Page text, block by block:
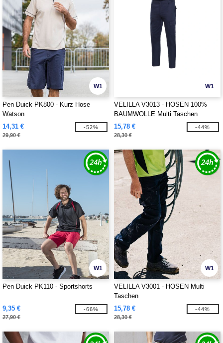
W1
Pen Duick PK800 - Kurz Hose
Watson
14,31 €
29,90 €
-52%
W1
VELILLA V3013 - HOSEN 100%
BAUMWOLLE Multi Taschen
15,78 €
28,30 €
-44%
W1
Pen Duick PK110 - Sportshorts
9,35 €
27,90 €
-66%
W1
VELILLA V3001 - HOSEN Multi
Taschen
15,78 €
28,30 €
-44%